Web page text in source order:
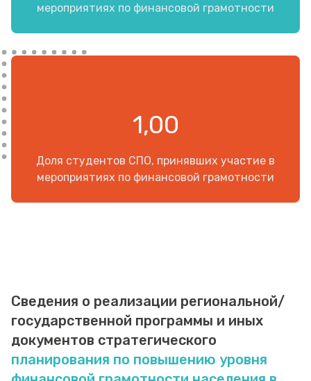
мероприятиях по финансовой грамотности
1,00
Доля студентов СПО, принявших участие в
мероприятиях по финансовой грамотности
Сведения о реализации региональной/
государственной программы и иных
документов стратегического
планирования по повышению уровня